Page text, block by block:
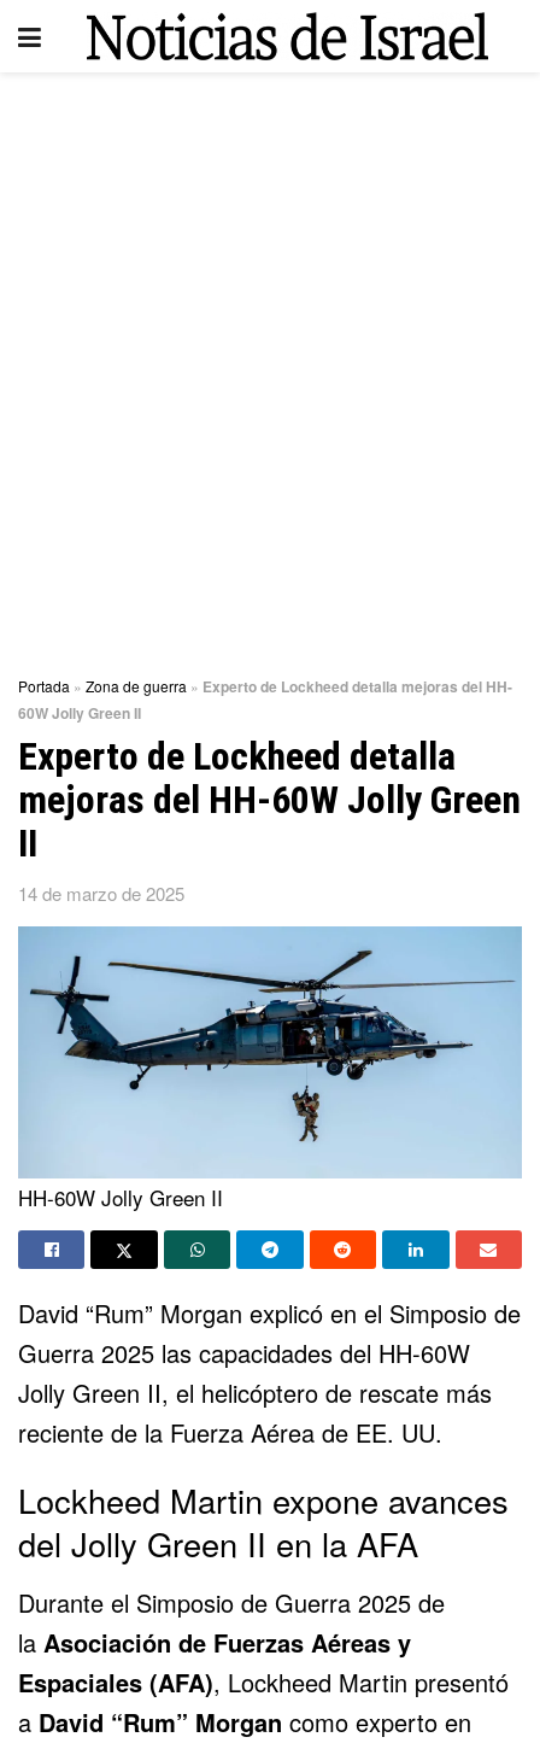
Portada » Zona de guerra » Experto de Lockheed detalla mejoras del HH-
60W Jolly Green II
Experto de Lockheed detalla
mejoras del HH-60W Jolly Green
II
14 de marzo de 2025
HH-60W Jolly Green II
David “Rum” Morgan explicó en el Simposio de
Guerra 2025 las capacidades del HH-60W
Jolly Green II, el helicóptero de rescate más
reciente de la Fuerza Aérea de EE. UU.
Lockheed Martin expone avances
del Jolly Green II en la AFA
Durante el Simposio de Guerra 2025 de
la Asociación de Fuerzas Aéreas y
Espaciales (AFA), Lockheed Martin presentó
a David “Rum” Morgan como experto en